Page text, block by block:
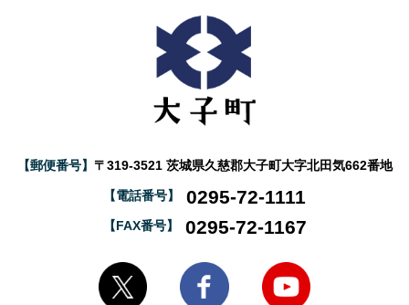
【郵便番号】 〒319-3521 茨城県久慈郡大子町大字北田気662番地
【電話番号】 0295-72-1111
【FAX番号】 0295-72-1167
大子町Twitter 大子町Facebook